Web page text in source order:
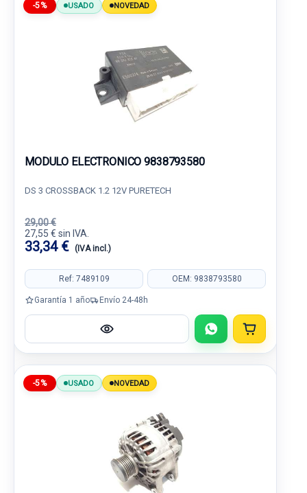
-5% USADO NOVEDAD
MODULO ELECTRONICO 9838793580
DS 3 CROSSBACK 1.2 12V PURETECH
29,00 €
27,55 € sin IVA.
33,34 € (IVA incl.)
Ref: 7489109 OEM: 9838793580
Garantía 1 año Envío 24-48h
-5% USADO NOVEDAD